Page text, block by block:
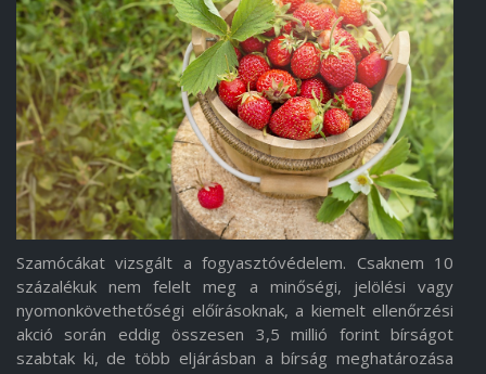
Szamócákat vizsgált a fogyasztóvédelem. Csaknem 10
százalékuk nem felelt meg a minőségi, jelölési vagy
nyomonkövethetőségi előírásoknak, a kiemelt ellenőrzési
akció során eddig összesen 3,5 millió forint bírságot
szabtak ki, de több eljárásban a bírság meghatározása